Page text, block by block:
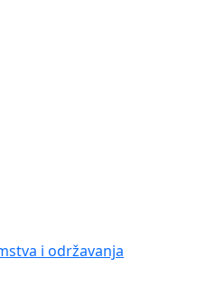
i održavanja